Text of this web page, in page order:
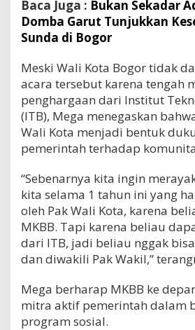
Baca Juga : Bukan Sekadar
Domba Garut Tunjukkan
Sunda di Bogor
Meski Wali Kota Bogor tidak
acara tersebut karena tengah
penghargaan dari Institut
(ITB), Mega menegaskan
Wali Kota menjadi bentuk
pemerintah terhadap
“Sebenarnya kita ingin
kita selama 1 tahun ini yang
oleh Pak Wali Kota, karena
MKBB. Tapi karena beliau
dari ITB, jadi beliau nggak
dan diwakili Pak Wakil,”
Mega berharap MKBB ke
mitra aktif pemerintah dalam
program sosial.